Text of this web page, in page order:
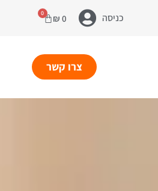
כניסה ₪ 0
0
צרו קשר